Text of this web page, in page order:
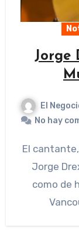
Jorge
El
No hay
El cantante, compositor y ganador de un Óscar
Jorge
como de